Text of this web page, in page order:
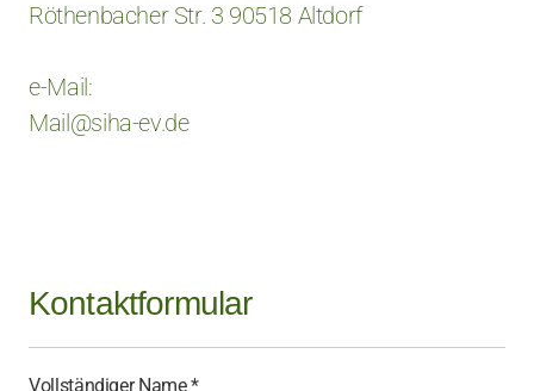
Röthenbacher Str. 3 90518 Altdorf
e-Mail:
Mail@siha-ev.de
Kontaktformular
Vollständiger Name *